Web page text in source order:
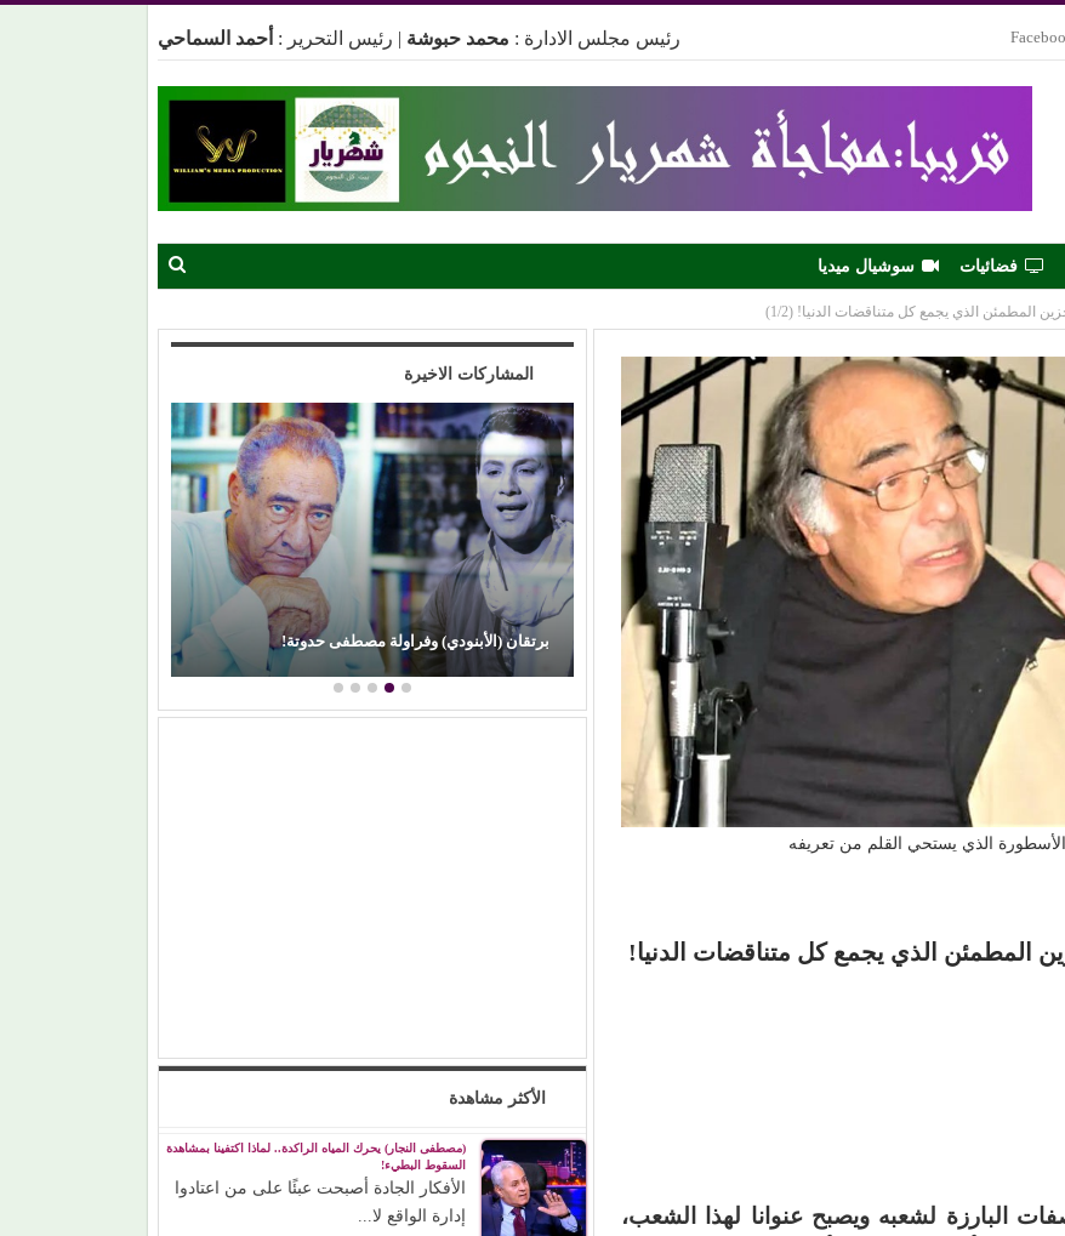
رئيس مجلس الادارة : محمد حبوشة | رئيس التحرير : أحمد السماحي
فضائيات سوشيال ميديا
المطمئن الذي يجمع كل متناقضات الدنيا! (1/2)
الذي يستحي القلم من تعريفه
المطمئن الذي يجمع كل متناقضات الدنيا!
البارزة لشعبه ويصبح عنوانا لهذا الشعب،
المشاركات الاخيرة
(الذكريات)
برتقان (الأبنودي) وفراولة مصطفى حدوتة! محمود عطية يكتب: سوق (الترند) واللحم الرخيص!
الأكثر مشاهدة
(مصطفى النجار) يحرك المياه الراكدة.. لماذا اكتفينا بمشاهدة
السقوط البطيء!
الأفكار الجادة أصبحت عبئًا على من اعتادوا
إدارة الواقع لا...